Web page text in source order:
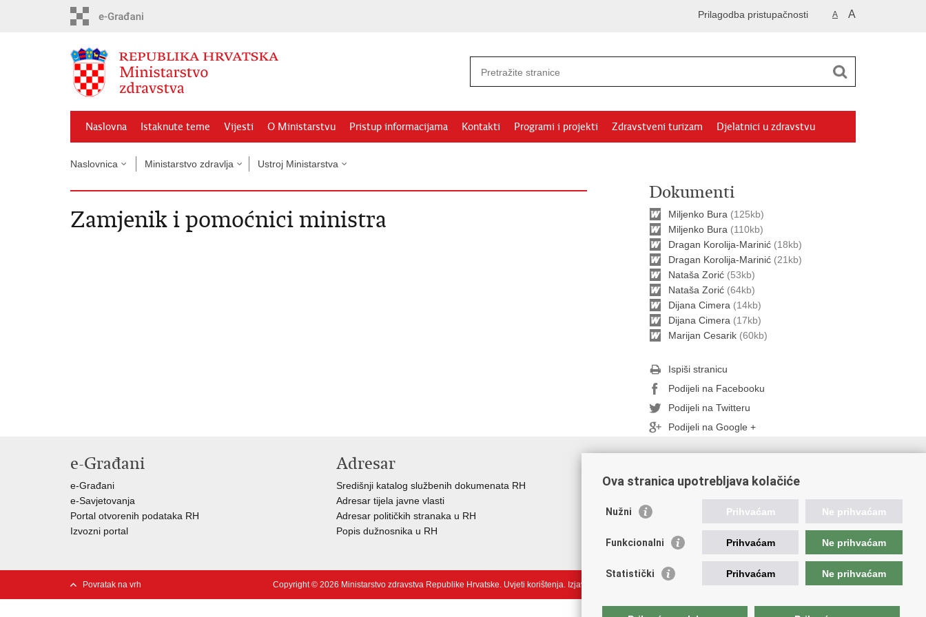
A A
Prilagodba pristupačnosti
Naslovna Istaknute teme Vijesti O Ministarstvu Pristup informacijama Kontakti Programi i projekti Zdravstveni turizam Djelatnici u zdravstvu
Naslovnica Ministarstvo zdravlja Ustroj Ministarstva
Zamjenik i pomoćnici ministra
Dokumenti
Miljenko Bura (125kb)
Miljenko Bura (110kb)
Dragan Korolija-Marinić (18kb)
Dragan Korolija-Marinić (21kb)
Nataša Zorić (53kb)
Nataša Zorić (64kb)
Dijana Cimera (14kb)
Dijana Cimera (17kb)
Marijan Cesarik (60kb)
Ispiši stranicu
Podijeli na Facebooku
Podijeli na Twitteru
Podijeli na Google +
e-Građani
e-Građani
e-Savjetovanja
Portal otvorenih podataka RH
Izvozni portal
Adresar
Središnji katalog službenih dokumenata RH
Adresar tijela javne vlasti
Adresar političkih stranaka u RH
Popis dužnosnika u RH
Vlada Republike Hrvatske
Hrvatski zavod za zdravstveno osiguranje
Hrvatski zavod za hitnu medicinu
Povratak na vrh Copyright © 2026 Ministarstvo zdravstva Republike Hrvatske. Uvjeti korištenja. Izjava o pristupačnosti
Ova stranica upotrebljava kolačiće
Nužni Prihvaćam Ne prihvaćam
Funkcionalni Prihvaćam Ne prihvaćam
Statistički Prihvaćam Ne prihvaćam